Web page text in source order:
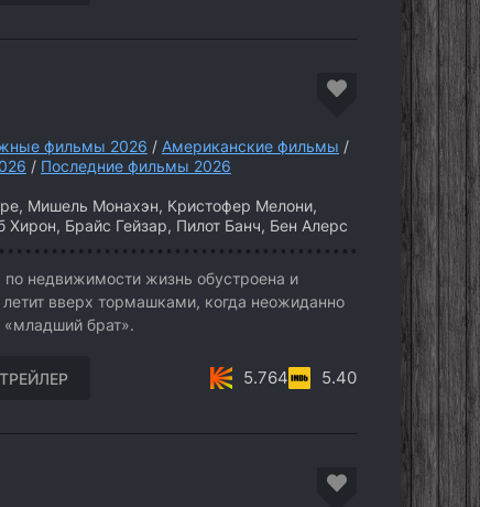
фильмы 2026 / Американские фильмы /
/ Последние фильмы 2026
Мишель Монахэн, Кристофер Мелони,
Брайс Гейзар, Пилот Банч, Бен Алерс
по недвижимости жизнь обустроена и
вверх тормашками, когда неожиданно
«младший брат».
ТРЕЙЛЕР 5.764 5.40